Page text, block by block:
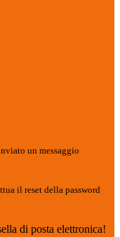
un messaggio
il reset della password
di posta elettronica!